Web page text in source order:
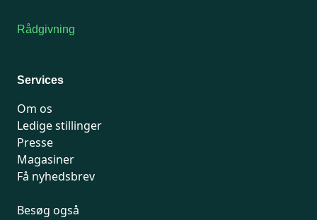
Rådgivning
Services
Om os
Ledige stillinger
Presse
Magasiner
Få nyhedsbrev
Besøg også